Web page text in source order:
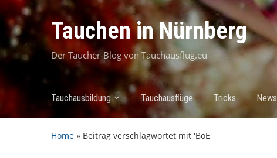
Tauchen in Nürnberg
Der Taucher-Blog von Tauchausflug.eu
Tauchausbildung Tauchausflüge Tricks News
Home » Beitrag verschlagwortet mit 'BoE'